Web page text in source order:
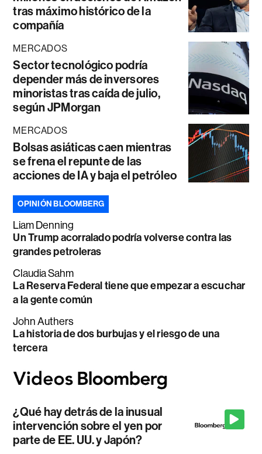
tras máximo histórico de la
compañía
MERCADOS
Sector tecnológico podría
depender más de inversores
minoristas tras caída de julio,
según JPMorgan
MERCADOS
Bolsas asiáticas caen mientras
se frena el repunte de las
acciones de IA y baja el petróleo
OPINIÓN BLOOMBERG
Liam Denning
Un Trump acorralado podría volverse contra las
grandes petroleras
Claudia Sahm
La Reserva Federal tiene que empezar a escuchar
a la gente común
John Authers
La historia de dos burbujas y el riesgo de una
tercera
¿Qué hay detrás de la inusual
intervención sobre el yen por
parte de EE. UU. y Japón?